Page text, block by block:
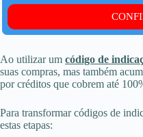
Ao utilizar um código de
suas compras, mas também
por créditos que cobrem até
Para transformar códigos de
estas etapas: